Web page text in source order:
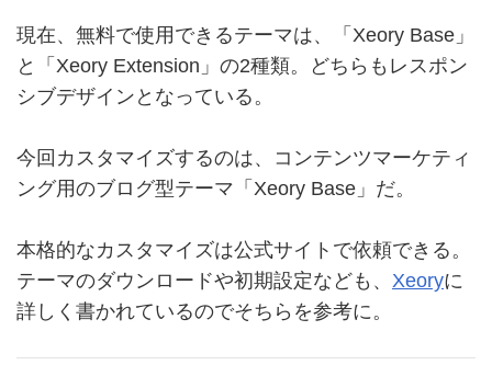
現在、無料で使用できるテーマは、「Xeory Base」
と「Xeory Extension」の2種類。どちらもレスポン
シブデザインとなっている。
今回カスタマイズするのは、コンテンツマーケティ
ング用のブログ型テーマ「Xeory Base」だ。
本格的なカスタマイズは公式サイトで依頼できる。
テーマのダウンロードや初期設定なども、 Xeoryに
詳しく書かれているのでそちらを参考に。